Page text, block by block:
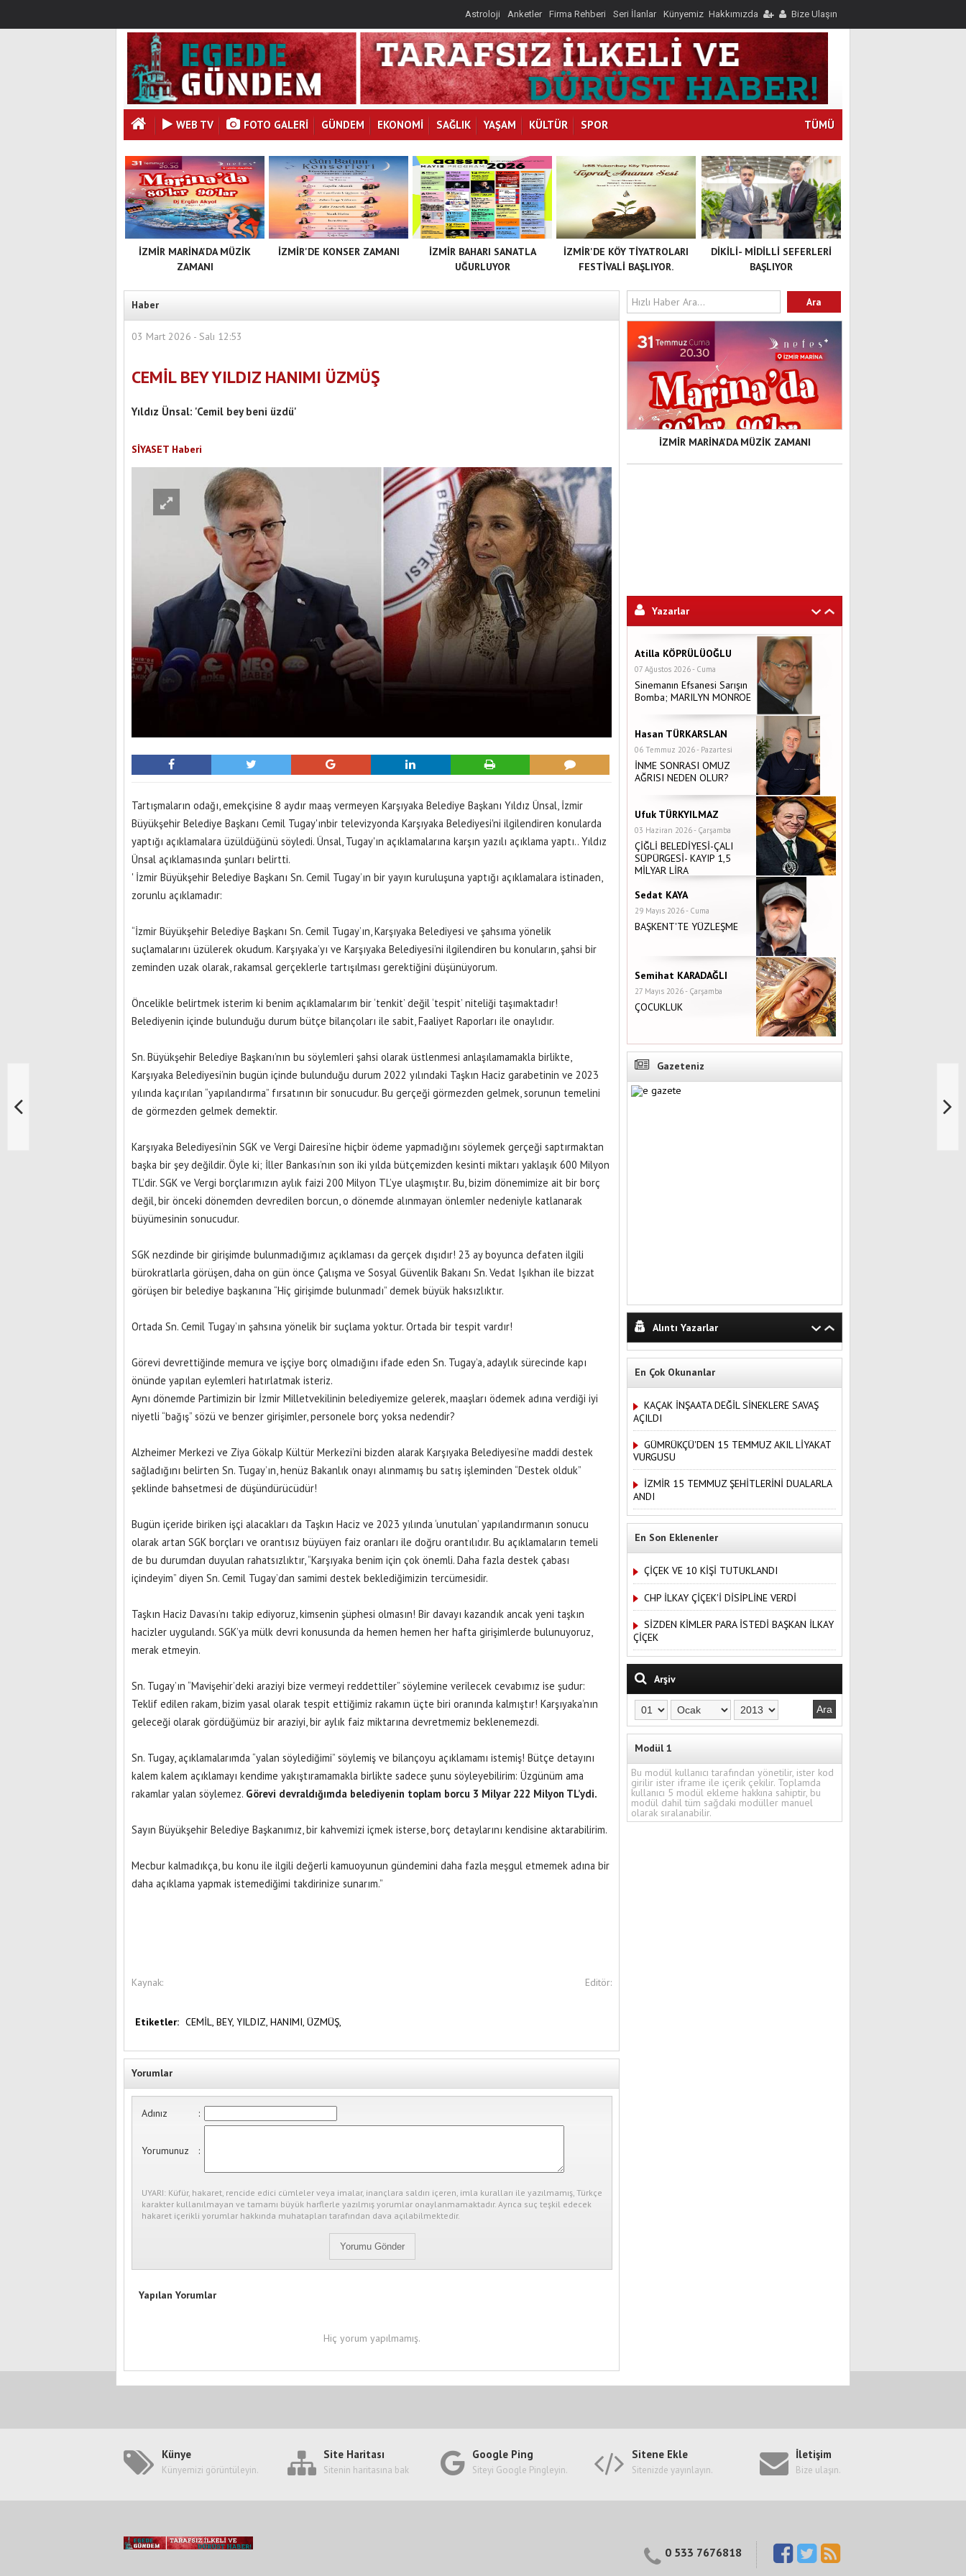
Astroloji Anketler Firma Rehberi Seri İlanlar Künyemiz Hakkımızda Bize Ulaşın
WEB TV FOTO GALERI GÜNDEM EKONOMİ SAĞLIK YAŞAM KÜLTÜR SPOR TÜMÜ
İZMİR MARİNA'DA MÜZİK
ZAMANI
İZMİR'DE KONSER ZAMANI
İZMİR BAHARI SANATLA
UĞURLUYOR
DİKİLİ- MİDİLLİ SEFERLERİ
BAŞLIYOR
İZMİR'DE KÖY TİYATROLARI
FESTİVALİ BAŞLIYOR.
Haber
03 Mart 2026 - Salı 12:53
CEMİL BEY YILDIZ HANIMI ÜZMÜŞ
Yıldız Ünsal: 'Cemil bey beni üzdü'
SİYASET Haberi
Tartışmaların odağı, emekçisine 8 aydır maaş vermeyen Karşıyaka Belediye Başkanı Yıldız Ünsal, İzmir
Büyükşehir Belediye Başkanı Cemil Tugay'ınbir televizyonda Karşıyaka Belediyesi'ni ilgilendiren konularda
yaptığı açıklamalara üzüldüğünü söyledi. Ünsal, Tugay'ın açıklamalarına karşın yazılı açıklama yaptı.. Yıldız
Ünsal açıklamasında şunları belirtti.
' İzmir Büyükşehir Belediye Başkanı Sn. Cemil Tugay’ın bir yayın kuruluşuna yaptığı açıklamalara istinaden,
zorunlu açıklamadır:
“İzmir Büyükşehir Belediye Başkanı Sn. Cemil Tugay’ın, Karşıyaka Belediyesi ve şahsıma yönelik
suçlamalarını üzülerek okudum. Karşıyaka’yı ve Karşıyaka Belediyesi’ni ilgilendiren bu konuların, şahsi bir
zeminden uzak olarak, rakamsal gerçeklerle tartışılması gerektiğini düşünüyorum.
Öncelikle belirtmek isterim ki benim açıklamalarım bir ‘tenkit’ değil ‘tespit’ niteliği taşımaktadır!
Belediyenin içinde bulunduğu durum bütçe bilançoları ile sabit, Faaliyet Raporları ile onaylıdır.
Sn. Büyükşehir Belediye Başkanı’nın bu söylemleri şahsi olarak üstlenmesi anlaşılamamakla birlikte,
Karşıyaka Belediyesi’nin bugün içinde bulunduğu durum 2022 yılındaki Taşkın Haciz garabetinin ve 2023
yılında kaçırılan “yapılandırma” fırsatının bir sonucudur. Bu gerçeği görmezden gelmek, sorunun temelini
de görmezden gelmek demektir.
Karşıyaka Belediyesi’nin SGK ve Vergi Dairesi’ne hiçbir ödeme yapmadığını söylemek gerçeği saptırmaktan
başka bir şey değildir. Öyle ki; İller Bankası’nın son iki yılda bütçemizden kesinti miktarı yaklaşık 600 Milyon
TL’dir. SGK ve Vergi borçlarımızın aylık faizi 200 Milyon TL’ye ulaşmıştır. Bu, bizim dönemimize ait bir borç
değil, bir önceki dönemden devredilen borcun, o dönemde alınmayan önlemler nedeniyle katlanarak
büyümesinin sonucudur.
SGK nezdinde bir girişimde bulunmadığımız açıklaması da gerçek dışıdır! 23 ay boyunca defaten ilgili
bürokratlarla görüşen, daha on gün önce Çalışma ve Sosyal Güvenlik Bakanı Sn. Vedat Işıkhan ile bizzat
görüşen bir belediye başkanına “Hiç girişimde bulunmadı” demek büyük haksızlıktır.
Ortada Sn. Cemil Tugay’ın şahsına yönelik bir suçlama yoktur. Ortada bir tespit vardır!
Görevi devrettiğinde memura ve işçiye borç olmadığını ifade eden Sn. Tugay’a, adaylık sürecinde kapı
önünde yapılan eylemleri hatırlatmak isteriz.
Aynı dönemde Partimizin bir İzmir Milletvekilinin belediyemize gelerek, maaşları ödemek adına verdiği iyi
niyetli “bağış” sözü ve benzer girişimler, personele borç yoksa nedendir?
Alzheimer Merkezi ve Ziya Gökalp Kültür Merkezi’ni bizden alarak Karşıyaka Belediyesi’ne maddi destek
sağladığını belirten Sn. Tugay’ın, henüz Bakanlık onayı alınmamış bu satış işleminden “Destek olduk”
şeklinde bahsetmesi de düşündürücüdür!
Bugün içeride biriken işçi alacakları da Taşkın Haciz ve 2023 yılında ‘unutulan’ yapılandırmanın sonucu
olarak artan SGK borçları ve orantısız büyüyen faiz oranları ile doğru orantılıdır. Bu açıklamaların temeli
de bu durumdan duyulan rahatsızlıktır, “Karşıyaka benim için çok önemli. Daha fazla destek çabası
içindeyim” diyen Sn. Cemil Tugay’dan samimi destek beklediğimizin tercümesidir.
Taşkın Haciz Davası’nı takip ediyoruz, kimsenin şüphesi olmasın! Bir davayı kazandık ancak yeni taşkın
hacizler uygulandı. SGK’ya mülk devri konusunda da hemen hemen her hafta girişimlerde bulunuyoruz,
merak etmeyin.
Sn. Tugay’ın “Mavişehir’deki araziyi bize vermeyi reddettiler” söylemine verilecek cevabımız ise şudur:
Teklif edilen rakam, bizim yasal olarak tespit ettiğimiz rakamın üçte biri oranında kalmıştır! Karşıyaka’nın
geleceği olarak gördüğümüz bir araziyi, bir aylık faiz miktarına devretmemiz beklenemezdi.
Sn. Tugay, açıklamalarımda “yalan söylediğimi” söylemiş ve bilançoyu açıklamamı istemiş! Bütçe detayını
kalem kalem açıklamayı kendime yakıştıramamakla birlikte sadece şunu söyleyebilirim: Üzgünüm ama
rakamlar yalan söylemez. Görevi devraldığımda belediyenin toplam borcu 3 Milyar 222 Milyon TL’ydi.
Sayın Büyükşehir Belediye Başkanımız, bir kahvemizi içmek isterse, borç detaylarını kendisine aktarabilirim.
Mecbur kalmadıkça, bu konu ile ilgili değerli kamuoyunun gündemini daha fazla meşgul etmemek adına bir
daha açıklama yapmak istemediğimi takdirinize sunarım.”
Kaynak: Editör:
Etiketler: CEMİL, BEY, YILDIZ, HANIMI, ÜZMÜŞ,
Yorumlar
Adınız :
Yorumunuz :
UYARI: Küfür, hakaret, rencide edici cümleler veya imalar, inançlara saldırı içeren, imla kuralları ile yazılmamış, Türkçe
karakter kullanılmayan ve tamamı büyük harflerle yazılmış yorumlar onaylanmamaktadır. Ayrıca suç teşkil edecek
hakaret içerikli yorumlar hakkında muhatapları tarafından dava açılabilmektedir.
Yapılan Yorumlar
Hiç yorum yapılmamış.
İZMİR MARİNA'DA MÜZİK ZAMANI
Yazarlar
Atilla KÖPRÜLÜOĞLU
07 Ağustos 2026 - Cuma
Sinemanın Efsanesi Sarışın
Bomba; MARILYN MONROE
Hasan TÜRKARSLAN
06 Temmuz 2026 - Pazartesi
İNME SONRASI OMUZ
AĞRISI NEDEN OLUR?
Ufuk TÜRKYILMAZ
03 Haziran 2026 - Çarşamba
ÇİĞLİ BELEDİYESİ-ÇALI
SÜPÜRGESİ- KAYIP 1,5
MİLYAR LİRA
Sedat KAYA
29 Mayıs 2026 - Cuma
BAŞKENT'TE YÜZLEŞME
Semihat KARADAĞLI
27 Mayıs 2026 - Çarşamba
ÇOCUKLUK
Gazeteniz
Alıntı Yazarlar
En Çok Okunanlar
KAÇAK İNŞAATA DEĞİL SİNEKLERE SAVAŞ
AÇILDI
GÜMRÜKÇÜ'DEN 15 TEMMUZ AKIL LİYAKAT
VURGUSU
İZMİR 15 TEMMUZ ŞEHİTLERİNİ DUALARLA
ANDI
En Son Eklenenler
ÇİÇEK VE 10 KİŞİ TUTUKLANDI
CHP İLKAY ÇİÇEK'İ DİSİPLİNE VERDİ
SİZDEN KİMLER PARA İSTEDİ BAŞKAN İLKAY
ÇİÇEK
Arşiv
Modül 1
Bu modül kullanıcı tarafından yönetilir, ister kod
girilir ister iframe ile içerik çekilir. Toplamda
kullanıcı 5 modül ekleme hakkına sahiptir, bu
modül dahil tüm sağdaki modüller manuel
olarak sıralanabilir.
Künye
Künyemizi görüntüleyin.
Site Haritası
Sitenin haritasına bak
Google Ping
Siteyi Google Pingleyin.
Sitene Ekle
Sitenizde yayınlayın.
İletişim
Bize ulaşın.
0 533 7676818